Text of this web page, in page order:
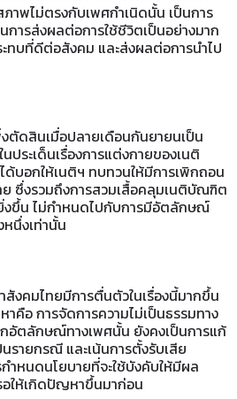
าพไม่ตรงกับเพศกำเนิดนั้น เป็นการ
การส่งผลต่อการใช้ชีวิตเป็นอย่างมาก
ทบที่ดีต่อสังคม และส่งผลต่อการนำไป
ดสินเมื่อปลายเดือนกันยายนเป็น
ระเด็นเรื่องการแต่งกายของเนติ
บอกให้เนติฯ ทบทวนให้มีการเพิกถอน
ย ซึ่งรวมถึงการสวมเสื้อคลุมเนติบัณฑิต
งขึ้น ไม่กำหนดไปกับการมีอัตลักษณ์
นึ่งเท่านั้น
งคมไทยมีการตื่นตัวในเรื่องนี้มากขึ้น
คือ การจัดการความไม่เป็นธรรมทาง
อัตลักษณ์ทางเพศนั้น ยังคงเป็นการแก้
ายกรณี และเน้นการตั้งรับเสีย
ำหนดนโยบายที่จะใช้บังคับให้มีผล
อให้เกิดปัญหาขึ้นมาก่อน